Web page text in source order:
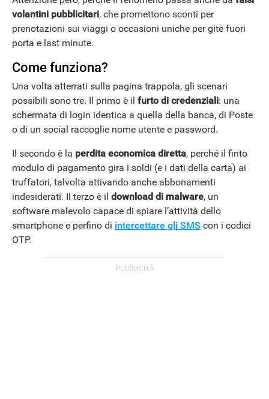
volantini pubblicitari, che promettono sconti per
prenotazioni sui viaggi o occasioni uniche per gite fuori
porta e last minute.
Come funziona?
Una volta atterrati sulla pagina trappola, gli scenari
possibili sono tre. Il primo è il furto di credenziali: una
schermata di login identica a quella della banca, di Poste
o di un social raccoglie nome utente e password.
Il secondo è la perdita economica diretta, perché il finto
modulo di pagamento gira i soldi (e i dati della carta) ai
truffatori, talvolta attivando anche abbonamenti
indesiderati. Il terzo è il download di malware, un
software malevolo capace di spiare l’attività dello
smartphone e perfino di intercettare gli SMS con i codici
OTP.